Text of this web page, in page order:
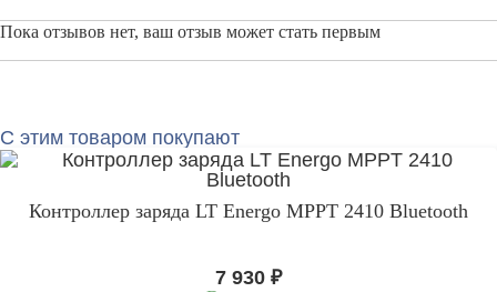
Пока отзывов нет, ваш отзыв может стать первым
С этим товаром покупают
Контроллер заряда LT Energo MPPT 2410 Bluetooth
7 930 ₽